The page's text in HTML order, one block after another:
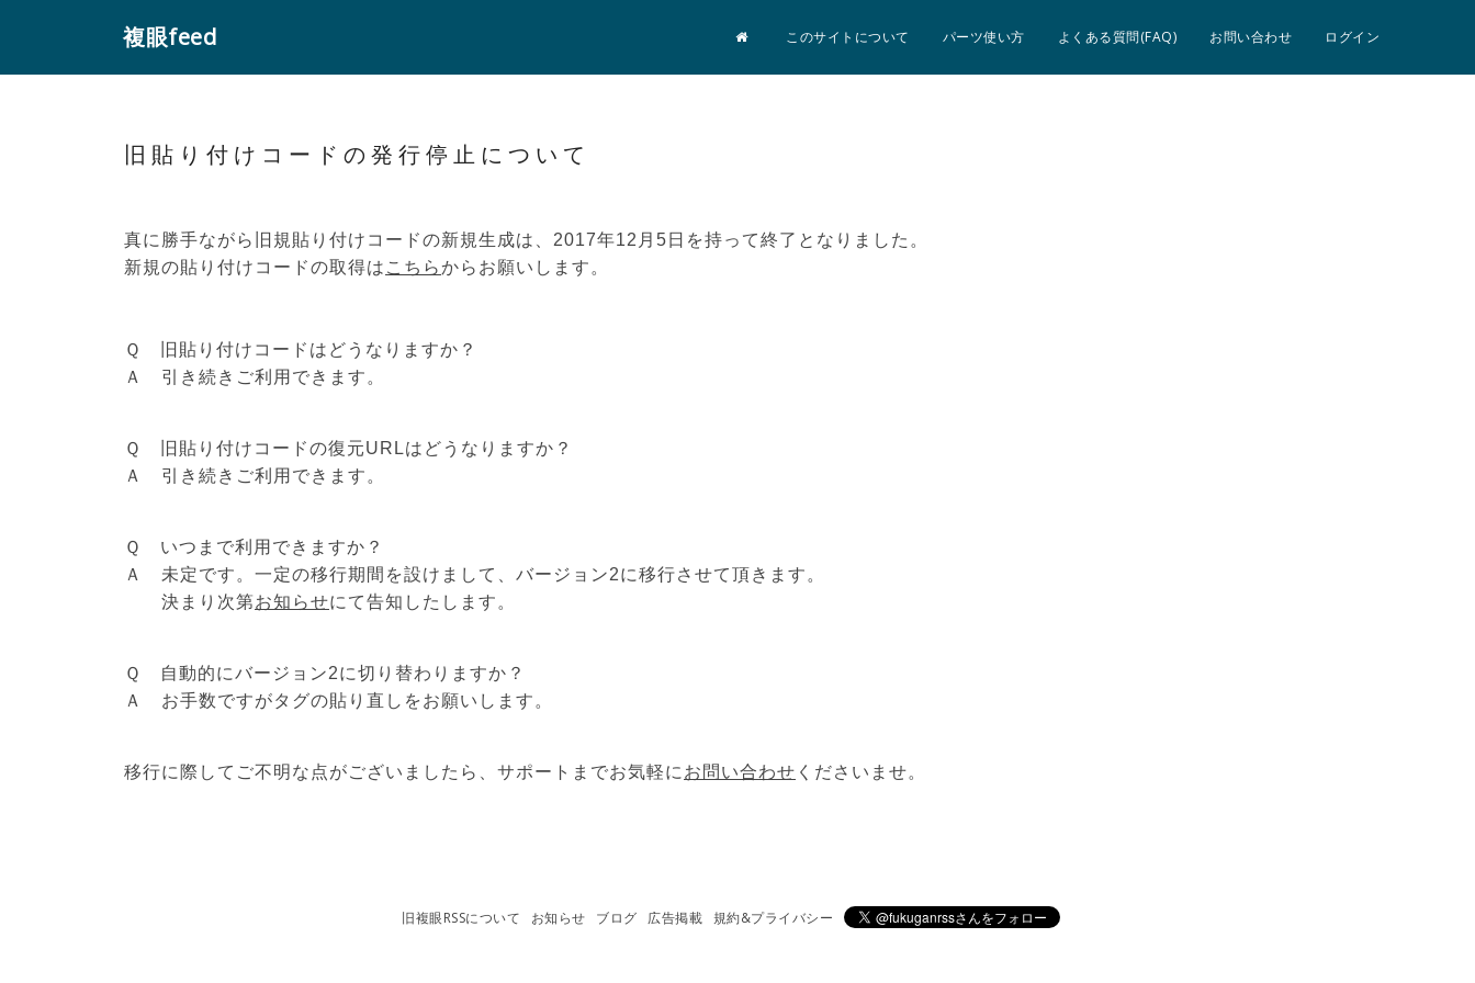
複眼feed このサイトについて パーツ使い方 よくある質問(FAQ) お問い合わせ ログイン
旧貼り付けコードの発行停止について
真に勝手ながら旧規貼り付けコードの新規生成は、2017年12月5日を持って終了となりました。
新規の貼り付けコードの取得は こちらからお願いします。
Ｑ 旧貼り付けコードはどうなりますか？
Ａ 引き続きご利用できます。
Ｑ 旧貼り付けコードの復元URLはどうなりますか？
Ａ 引き続きご利用できます。
Ｑ いつまで利用できますか？
Ａ 未定です。一定の移行期間を設けまして、バージョン2に移行させて頂きます。
決まり次第お知らせにて告知したします。
Ｑ 自動的にバージョン2に切り替わりますか？
Ａ お手数ですがタグの貼り直しをお願いします。
移行に際してご不明な点がございましたら、サポートまでお気軽に お問い合わせ くださいませ。
旧複眼RSSについて お知らせ ブログ 広告掲載 規約&プライバシー